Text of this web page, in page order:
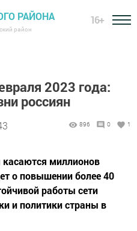
РАЙОНА
район
16+
2023 года:
россиян
896 0 1
касаются миллионов
о повышении более 40
работы сети
и политики страны в